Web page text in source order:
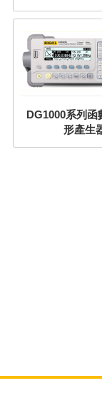
DG1000系列函
形產生